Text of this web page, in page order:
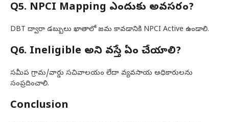
Q5. NPCI Mapping ఎందుకు అవసరం?
DBT ద్వారా డబ్బులు ఖాతాలో జమ కావడానికి NPCI Active ఉండాలి.
Q6. Ineligible అని వస్తే ఏం చేయాలి?
సమీప గ్రామ/వార్డు సచివాలయం లేదా వ్యవసాయ అధికారులను
సంప్రదించాలి.
Conclusion